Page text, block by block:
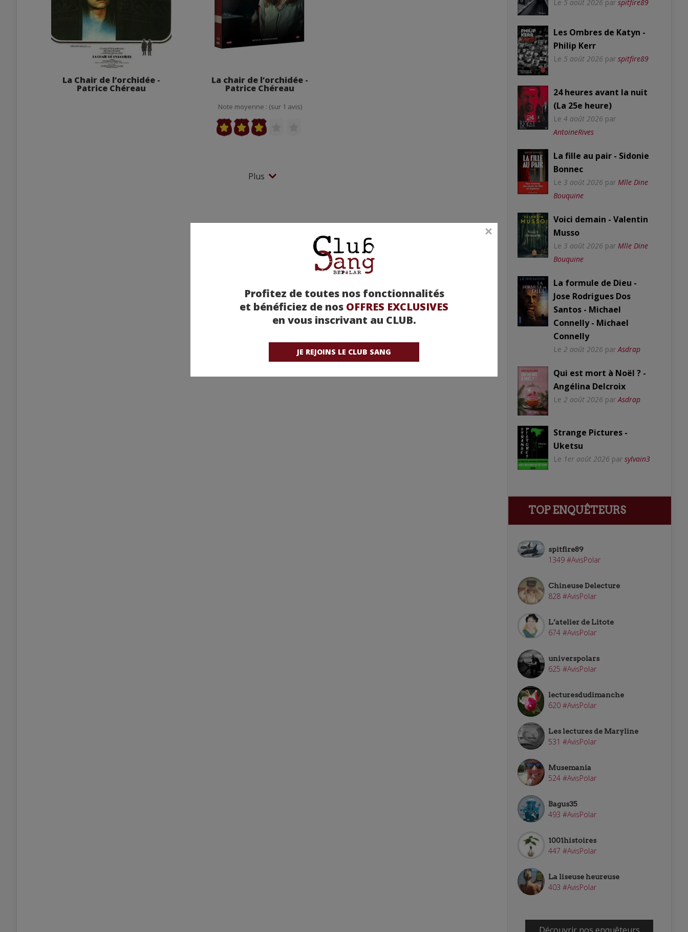
Profitez de toutes nos fonctionnalités
et bénéficiez de nos OFFRES EXCLUSIVES
en vous inscrivant au CLUB.
JE REJOINS LE CLUB SANG
La Chair de l’orchidée -
Patrice Chéreau
La chair de l’orchidée -
Patrice Chéreau
Note moyenne : (sur 1 avis)
Plus
Le 5 août 2026 par spitfire89
Les Ombres de Katyn -
Philip Kerr
Le 5 août 2026 par spitfire89
24 heures avant la nuit
(La 25e heure)
Le 4 août 2026 par
AntoineRives
La fille au pair - Sidonie
Bonnec
Le 3 août 2026 par Mlle Dine
Bouquine
Voici demain - Valentin
Musso
Le 3 août 2026 par Mlle Dine
Bouquine
La formule de Dieu -
Jose Rodrigues Dos
Santos - Michael
Connelly - Michael
Connelly
Le 2 août 2026 par Asdrap
Qui est mort à Noël ? -
Angélina Delcroix
Le 2 août 2026 par Asdrap
Strange Pictures -
Uketsu
Le 1er août 2026 par sylvain3
TOP ENQUÊTEURS
spitfire89
1349 #AvisPolar
Chineuse Delecture
828 #AvisPolar
L’atelier de Litote
674 #AvisPolar
universpolars
625 #AvisPolar
lecturesdudimanche
620 #AvisPolar
Les lectures de Maryline
531 #AvisPolar
Musemania
524 #AvisPolar
Bagus35
493 #AvisPolar
1001histoires
447 #AvisPolar
La liseuse heureuse
403 #AvisPolar